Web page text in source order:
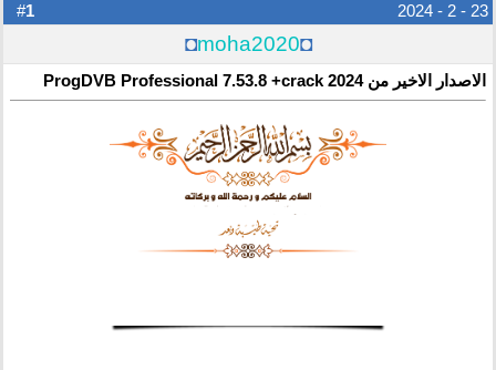
1 23 - 2 - 2024
◘
moha2020
◘
الاصدار الاخير من ProgDVB Professional 7.53.8 +crack 2024